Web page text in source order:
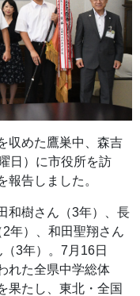
収めた鷹巣中、森吉
日）に市役所を訪
報告しました。
和樹さん（3年）、長
年）、和田聖翔さん
3年）。7月16日
れた全県中学総体
果たし、東北・全国